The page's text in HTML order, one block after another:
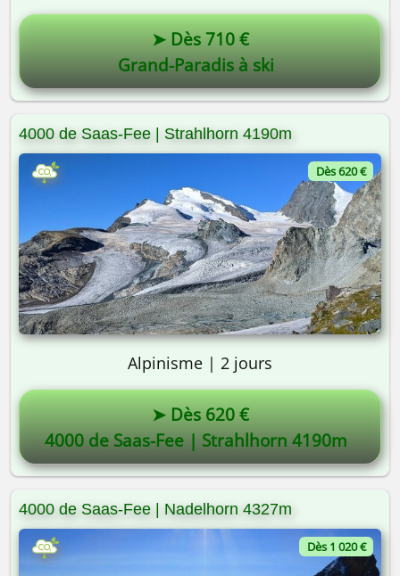
➤ Dès 710 €
Grand-Paradis à ski
4000 de Saas-Fee | Strahlhorn 4190m
Dès 620 €
Alpinisme | 2 jours
➤ Dès 620 €
4000 de Saas-Fee | Strahlhorn 4190m
4000 de Saas-Fee | Nadelhorn 4327m
Dès 1 020 €